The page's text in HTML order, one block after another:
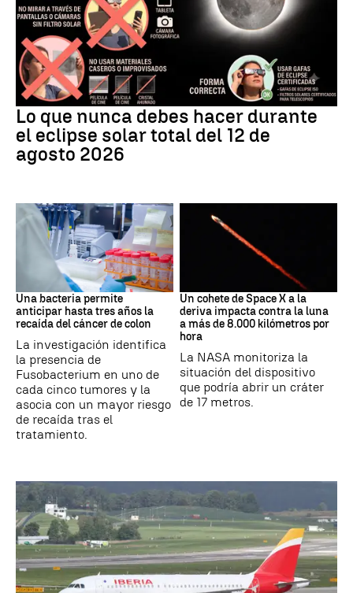
Eclipse
Lo que nunca debes hacer durante
el eclipse solar total del 12 de
agosto 2026
Una bacteria permite
anticipar hasta tres años la
recaída del cáncer de colon
La investigación identifica
la presencia de
Fusobacterium en uno de
cada cinco tumores y la
asocia con un mayor riesgo
de recaída tras el
tratamiento.
Un cohete de Space X a la
deriva impacta contra la luna
a más de 8.000 kilómetros por
hora
La NASA monitoriza la
situación del dispositivo
que podría abrir un cráter
de 17 metros.